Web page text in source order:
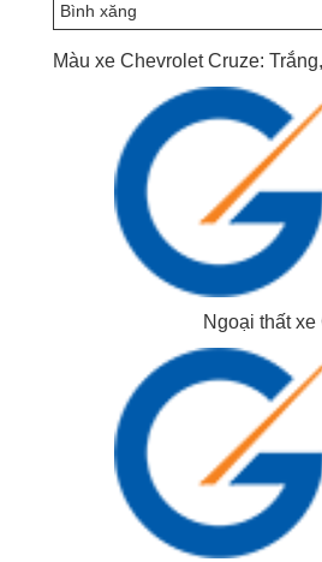
Bình xăng
Màu xe Chevrolet Cruze:
Ngoại thất